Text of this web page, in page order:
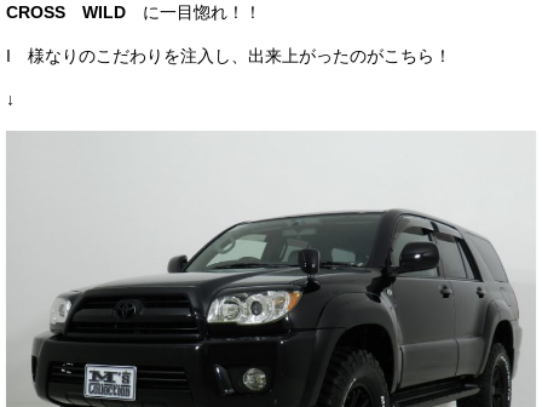
お問い合わせ
メールフォーム
CROSS WILD に一目惚れ！！
I 様なりのこだわりを注入し、出来上がったのがこちら！
↓